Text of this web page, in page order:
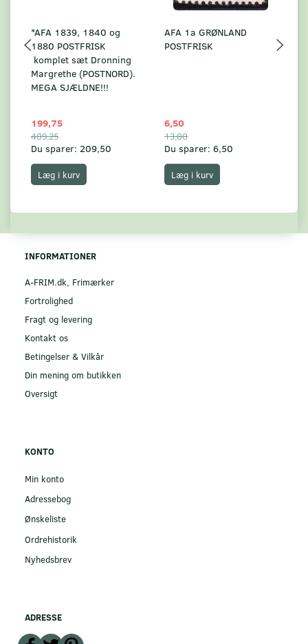
*AFA 1839, 1840 og
1880 POSTFRISK
komplet sæt Dronning
Margrethe (POSTNORD).
MEGA SJÆLDNE!!!
199,75
409,25
Du sparer: 209,50
Læg i kurv
AFA 1a GRØNLAND
POSTFRISK
6,50
13,00
Du sparer: 6,50
Læg i kurv
INFORMATIONER
A-FRIM.dk, Frimærker
Fortrolighed
Fragt og levering
Kontakt os
Betingelser & Vilkår
Din mening om butikken
Oversigt
KONTO
Min konto
Adressebog
Ønskeliste
Ordrehistorik
Nyhedsbrev
ADRESSE